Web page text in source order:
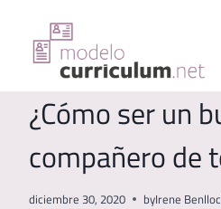
contenido
¿Cómo ser un
compañero de
diciembre 30, 2020 byIrene